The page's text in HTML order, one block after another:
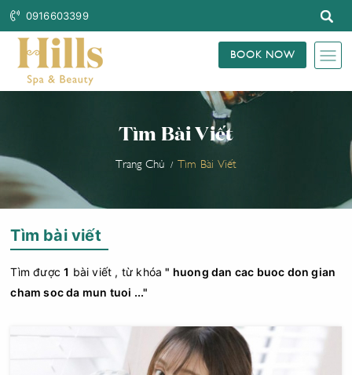
0916603399
BOOK NOW
Tìm Bài Viết
Trang Chủ Tìm Bài Viết
Tìm bài viết
Tìm được1 bài viết , từ khóa" huong dan cac buoc don gian
cham soc da mun tuoi ..."